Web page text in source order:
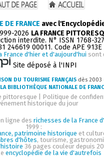
DE FRANCE avec
2026 LA FRANCE
interdite. N° ISSN 1768-
246619 00011. Code APE 913E
France d'hier et d'aujourd'hui sont
Site déposé à l'INPI
DU TOURISME FRANÇAIS dès
BIBLIOTHÈQUE NATIONALE DE
pittoresque
Politique de
historique du jour
ligne des richesses de la France
1999 :
patrimoine historique et
d'hôtes, tourisme,
36 pages couleur depuis
encyclopédie de la vie d'autrefois